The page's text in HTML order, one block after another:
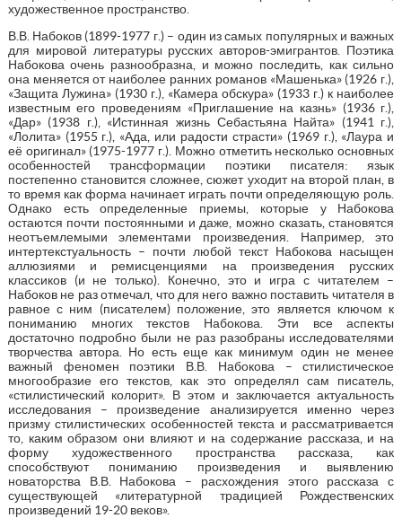
художественное пространство.
В.В. Набоков (1899-1977 г.) – один из самых популярных и важных
для мировой литературы русских авторов-эмигрантов. Поэтика
Набокова очень разнообразна, и можно последить, как сильно
она меняется от наиболее ранних романов «Машенька» (1926 г.),
«Защита Лужина» (1930 г.), «Камера обскура» (1933 г.) к наиболее
известным его проведениям «Приглашение на казнь» (1936 г.),
«Дар» (1938 г.), «Истинная жизнь Себастьяна Найта» (1941 г.),
«Лолита» (1955 г.), «Ада, или радости страсти» (1969 г.), «Лаура и
её оригинал» (1975-1977 г.). Можно отметить несколько основных
особенностей трансформации поэтики писателя: язык
постепенно становится сложнее, сюжет уходит на второй план, в
то время как форма начинает играть почти определяющую роль.
Однако есть определенные приемы, которые у Набокова
остаются почти постоянными и даже, можно сказать, становятся
неотъемлемыми элементами произведения. Например, это
интертекстуальность – почти любой текст Набокова насыщен
аллюзиями и ремисценциями на произведения русских
классиков (и не только). Конечно, это и игра с читателем –
Набоков не раз отмечал, что для него важно поставить читателя в
равное с ним (писателем) положение, это является ключом к
пониманию многих текстов Набокова. Эти все аспекты
достаточно подробно были не раз разобраны исследователями
творчества автора. Но есть еще как минимум один не менее
важный феномен поэтики В.В. Набокова – стилистическое
многообразие его текстов, как это определял сам писатель,
«стилистический колорит». В этом и заключается актуальность
исследования – произведение анализируется именно через
призму стилистических особенностей текста и рассматривается
то, каким образом они влияют и на содержание рассказа, и на
форму художественного пространства рассказа, как
способствуют пониманию произведения и выявлению
новаторства В.В. Набокова – расхождения этого рассказа с
существующей «литературной традицией Рождественских
произведений 19-20 веков».